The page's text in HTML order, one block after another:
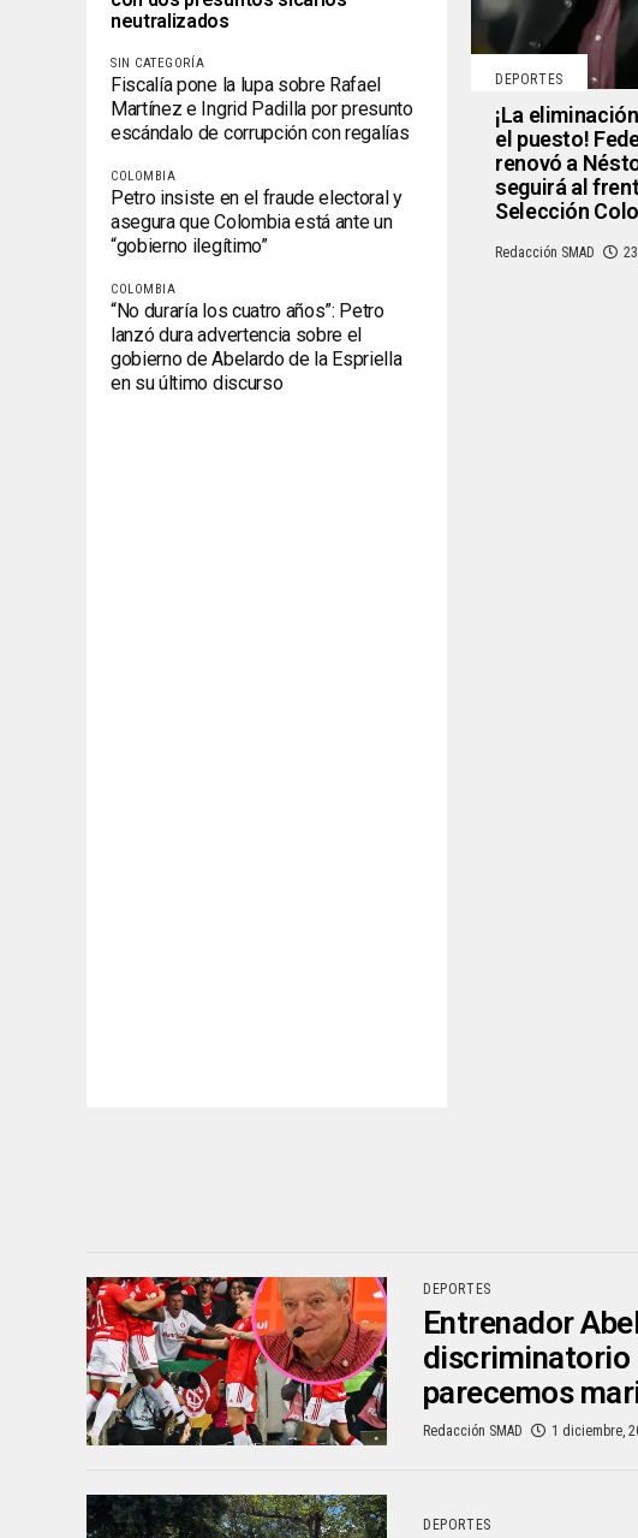
DEPORTES
¡La
el puesto!
renovó a
seguirá al
Selección
Redacción SMAD
neutralizados
SIN CATEGORÍA
Fiscalía pone la lupa sobre Rafael
Martínez e Ingrid Padilla por presunto
escándalo de corrupción con regalías
COLOMBIA
Petro insiste en el fraude electoral y
asegura que Colombia está ante un
“gobierno ilegítimo”
COLOMBIA
“No duraría los cuatro años”: Petro
lanzó dura advertencia sobre el
gobierno de Abelardo de la Espriella
en su último discurso
DEPORTES
Entrenador
discriminatorio
parecemos
Redacción SMAD 1 diciembre,
DEPORTES